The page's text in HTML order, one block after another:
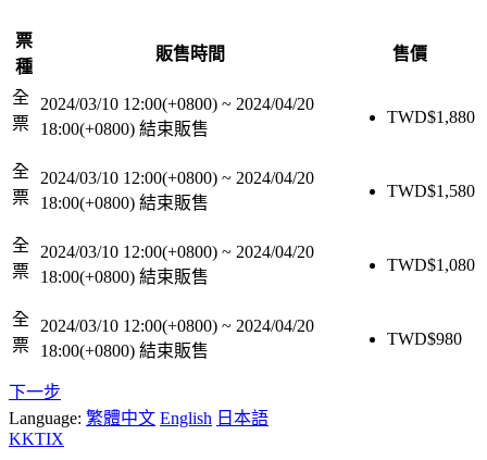
票
種
販售時間 售價
全
票
2024/03/10 12:00(+0800) ~ 2024/04/20
18:00(+0800) 結束販售
TWD$1,880
全
票
2024/03/10 12:00(+0800) ~ 2024/04/20
18:00(+0800) 結束販售
TWD$1,580
全
票
2024/03/10 12:00(+0800) ~ 2024/04/20
18:00(+0800) 結束販售
TWD$1,080
全
票
2024/03/10 12:00(+0800) ~ 2024/04/20
18:00(+0800) 結束販售
TWD$980
下一步
Language: 繁體中文 English 日本語
KKTIX